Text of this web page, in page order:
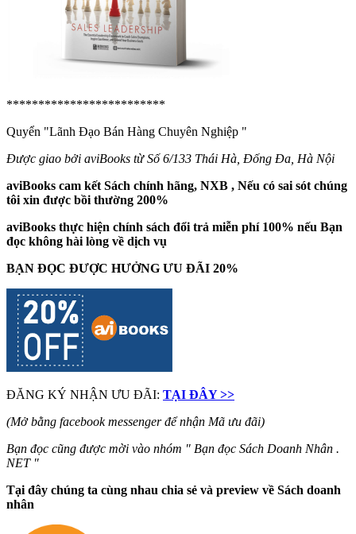
*************************
Quyển "Lãnh Đạo Bán Hàng Chuyên Nghiệp "
Được giao bởi aviBooks từ Số 6/133 Thái Hà, Đống Đa, Hà Nội
aviBooks cam kết Sách chính hãng, NXB , Nếu có sai sót chúng
tôi xin được bồi thường 200%
aviBooks thực hiện chính sách đổi trả miễn phí 100% nếu Bạn
đọc không hài lòng về dịch vụ
BẠN ĐỌC ĐƯỢC HƯỞNG ƯU ĐÃI 20%
ĐĂNG KÝ NHẬN ƯU ĐÃI: TẠI ĐÂY >>
(Mở bằng facebook messenger để nhận Mã ưu đãi)
Bạn đọc cũng được mời vào nhóm " Bạn đọc Sách Doanh Nhân .
NET "
Tại đây chúng ta cùng nhau chia sẻ và preview về Sách doanh
nhân